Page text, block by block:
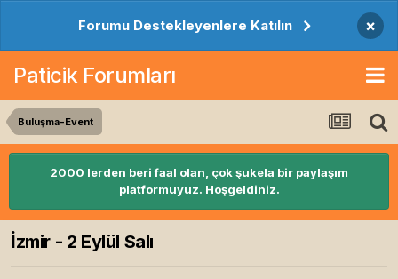
Forumu Destekleyenlere Katılın ×
Paticik Forumları
Buluşma-Event
2000 lerden beri faal olan, çok şukela bir paylaşım
platformuyuz. Hoşgeldiniz.
İzmir - 2 Eylül Salı